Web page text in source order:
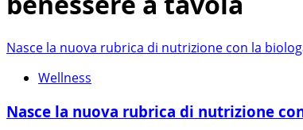
Nasce la nuova rubrica di nutrizione con la
Wellness
Nasce la nuova rubrica di nutrizione